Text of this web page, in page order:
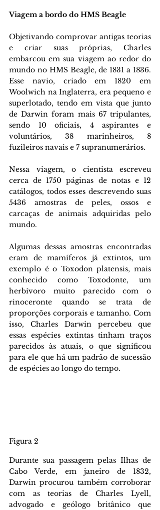
Viagem a bordo do HMS Beagle
Objetivando comprovar antigas teorias
e criar suas próprias, Charles
embarcou em sua viagem ao redor do
mundo no HMS Beagle, de 1831 a 1836.
Esse navio, criado em 1820 em
Woolwich na Inglaterra, era pequeno e
superlotado, tendo em vista que junto
de Darwin foram mais 67 tripulantes,
sendo 10 oficiais, 4 aspirantes e
voluntários, 38 marinheiros, 8
fuzileiros navais e 7 supranumerários.
Nessa viagem, o cientista escreveu
cerca de 1750 páginas de notas e 12
catálogos, todos esses descrevendo suas
5436 amostras de peles, ossos e
carcaças de animais adquiridas pelo
mundo.
Algumas dessas amostras encontradas
eram de mamíferos já extintos, um
exemplo é o Toxodon platensis, mais
conhecido como Toxodonte, um
herbívoro muito parecido com o
rinoceronte quando se trata de
proporções corporais e tamanho. Com
isso, Charles Darwin percebeu que
essas espécies extintas tinham traços
parecidos às atuais, o que significou
para ele que há um padrão de sucessão
de espécies ao longo do tempo.
Figura 2
Durante sua passagem pelas Ilhas de
Cabo Verde, em janeiro de 1832,
Darwin procurou também corroborar
com as teorias de Charles Lyell,
advogado e geólogo britânico que